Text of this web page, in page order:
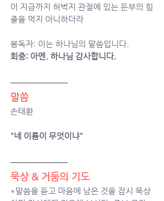
이 지금까지 허벅지 관절에 있는 둔부의 힘
줄을 먹지 아니하더라
봉독자: 이는 하나님의 말씀입니다.
회중: 아멘. 하나님 감사합니다.
말씀
손태환
"네 이름이 무엇이냐"
묵상 & 거둠의 기도
*말씀을 듣고 마음에 남은 것을 잠시 묵상